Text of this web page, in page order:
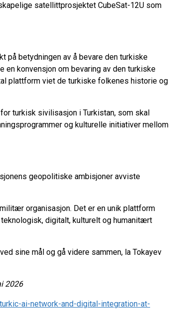
satellittprosjektet CubeSat-12U som
på betydningen av å bevare den turkiske
konvensjon om bevaring av den turkiske
plattform viet de turkiske folkenes historie og
turkisk sivilisasjon i Turkistan, som skal
og kulturelle initiativer mellom
geopolitiske ambisjoner avviste
organisasjon. Det er en unik plattform
digitalt, kulturelt og humanitært
sine mål og gå videre sammen, la Tokayev
2026
ai-network-and-digital-integration-at-